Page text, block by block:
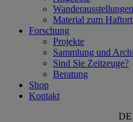
Wanderausstellungen
Material zum Haftort
Forschung
Projekte
Sammlung und
Sind Sie Zeitzeuge?
Beratung
Shop
Kontakt
DE